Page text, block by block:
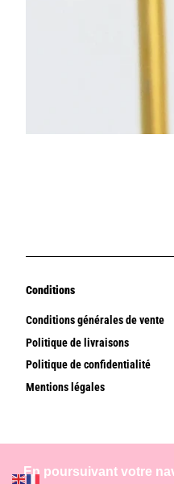
En poursuivant votre
Conditions
Conditions générales de vente
Politique de livraisons
Politique de confidentialité
Mentions légales